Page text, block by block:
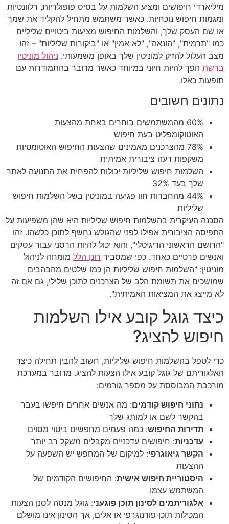
מיליארדי חיפושים ומציע השלמות על בסיס פופולריות, רלוונטיות
ומגמות חיפוש נוכחיות. כאשר משתמש מתחיל להקליד את שמך
או שם העסק שלך, והשלמות החיפוש מציעות ביטויים שליליים
כמו "תרמית", "הונאה", "לא אמין" או "ביקורות שליליות" – זהו
מצב העלול להזיק למוניטין שלך באופן משמעותי. ניהול מוניטין
ברשת הפך להיות חיוני במיוחד כאשר מדובר בהתמודדות עם
תופעות כאלו.
נתונים חשובים
60% מהמשתמשים בוחרים באחת מהצעות
האוטוקומפליט בעת חיפוש
78% מהצרכנים מאמינים שהצעות החיפוש האוטומטיות
משקפות דעה ציבורית אמיתית
השלמות חיפוש שליליות יכולות להפחית את התנועה לאתר
שלך בעד 32%
44% מהחברות חוו פגיעה במוניטין בשל השלמות חיפוש
שליליות
הסכנה העיקרית בהשלמות חיפוש שליליות היא שהן משפיעות על
התפיסה הציבורית אפילו לפני שהגולש נחשף לתוכן כלשהו. זהו
"הרושם הראשוני הדיגיטלי", והוא יכול להיות הרסני עבור עסקים
ואנשים פרטיים כאחד. כפי שמסביר רונן הלל מומחה לניהול
מוניטין: "השלמות חיפוש שליליות הן כמו שלטים מהבהבים
שמושכים את תשומת הלב של הצרכנים לתוכן שלילי, גם אם זה
לא מייצג את המציאות האמיתית".
כיצד גוגל קובע אילו השלמות
חיפוש להציג?
כדי לטפל בהשלמות חיפוש שליליות, חשוב להבין תחילה כיצד
האלגוריתם של גוגל קובע אילו הצעות להציג. מדובר במערכת
מורכבת המבוססת על מספר גורמים:
נתוני חיפוש קודמים: מה אנשים אחרים חיפשו בעבר
בהקשר לשם או למותג שלך
תדירות החיפוש: כמה פעמים מחפשים ביטוי מסוים
עדכניות: חיפושים עדכניים מקבלים משקל רב יותר
הקשר גיאוגרפי: למיקום של המחפש יש השפעה על
ההצעות
היסטוריית חיפוש אישית: החיפושים הקודמים של
המשתמש עצמו
אלגוריתמים לסינון תוכן פוגעני: גוגל מנסה לסנן הצעות
המכילות תוכן פורנוגרפי או אלים, אך הסינון אינו מושלם